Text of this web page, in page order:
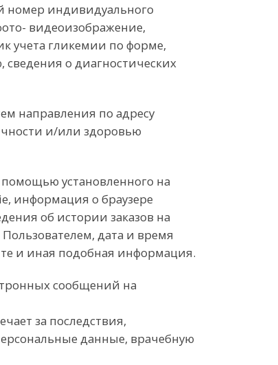
номер индивидуального
видеоизображение,
учета гликемии по форме,
о диагностических
направления по адресу
и/или здоровью
установленного на
информация о браузере
об истории заказов на
дата и время
и иная подобная информация.
сообщений на
за последствия,
данные, врачебную